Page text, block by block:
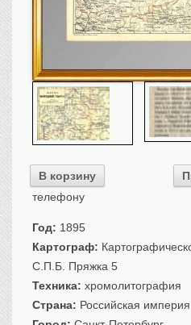
Европа
Мир
Виды городов
Москва
Санкт-Петербург
Российская империя
Севастополь, Крым
Ценные бумаги
История моды.
Охота. Флора. Фауна
В корзину
телефону
Год: 1895
Картограф:
С.П.Б. Пряжка 5
Техника: хромолитография
Страна: Российская империя